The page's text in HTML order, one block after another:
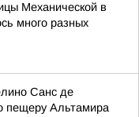
Механической в
много разных
Санс де
пещеру Альтамира